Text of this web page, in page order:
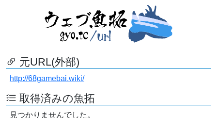
元URL(外部)
http://68gamebai.wiki/
取得済みの魚拓
見つかりませんでした。